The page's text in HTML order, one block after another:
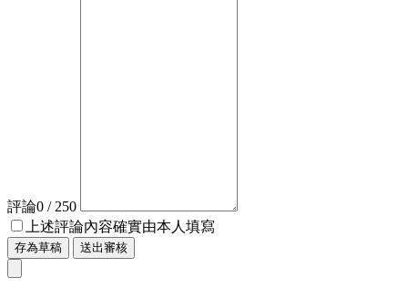
評論0 / 250
上述評論內容確實由本人填寫
存為草稿 送出審核